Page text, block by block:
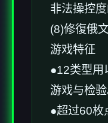
非法操控度
(8)修復俄
游戏特征
●12类型用
游戏与检验
●超过60枚